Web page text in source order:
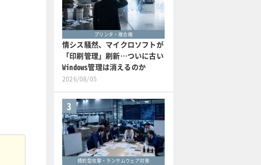
プリンタ・複合機
情シス騒然、マイクロソフトが
「印刷管理」刷新…ついに古い
Windows管理は消えるのか
2026/08/05
3
標的型攻撃・ランサムウェア対策